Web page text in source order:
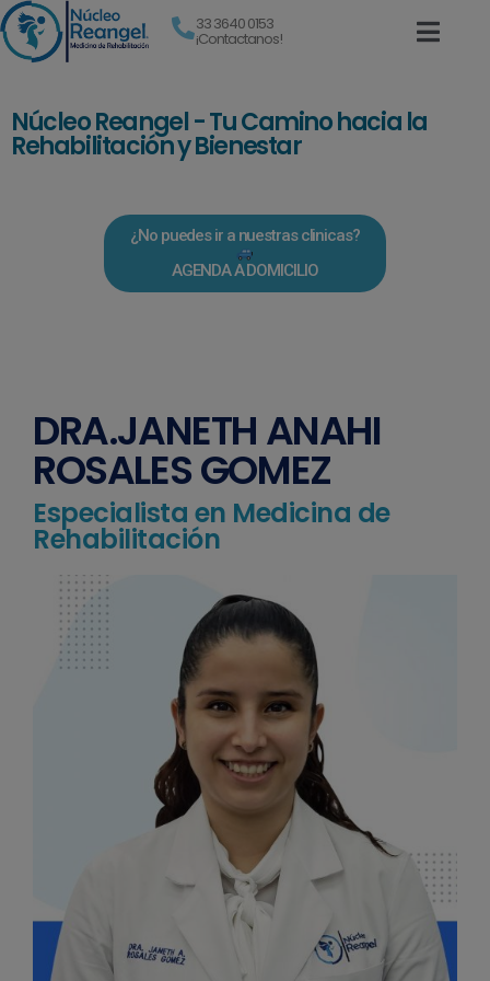
33 3640 0153
¡Contactanos!
Núcleo Reangel - Tu Camino hacia la
Rehabilitación y Bienestar
¿No puedes ir a nuestras clinicas?
AGENDA A DOMICILIO
DRA.JANETH ANAHI
ROSALES GOMEZ
Especialista en Medicina de
Rehabilitación